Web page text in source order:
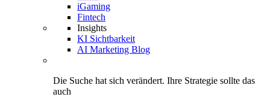
iGaming
Fintech
Insights
KI Sichtbarkeit
AI Marketing Blog
Die Suche hat sich verändert. Ihre Strategie sollte das
auch